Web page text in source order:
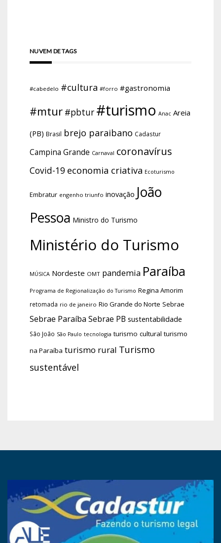
NUVEM DE TAGS
#cabedelo #cultura #forro #gastronomia
#mtur #pbtur #turismo Anac Areia
(PB) Brasil brejo paraibano Cadastur
Campina Grande Carnaval coronavírus
Covid-19 economia criativa Ecoturismo
Embratur engenho triunfo inovação João
Pessoa Ministro do Turismo
Ministério do Turismo
MÚSICA Nordeste OMT pandemia Paraíba
Programa de Regionalização do Turismo Regina Amorim
retomada rio de janeiro Rio Grande do Norte Sebrae
Sebrae Paraíba Sebrae PB sustentabilidade
São João São Paulo tecnologia turismo cultural turismo
na Paraíba turismo rural Turismo
sustentável